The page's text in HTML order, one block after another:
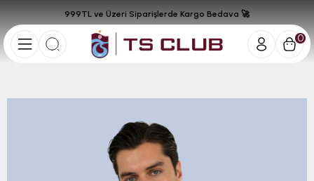
0
999TL ve Üzeri Siparişlerde Kargo Bedava 🚀